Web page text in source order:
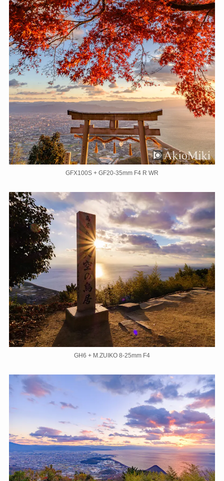
GFX100S + GF20-35mm F4 R WR
GH6 + M.ZUIKO 8-25mm F4